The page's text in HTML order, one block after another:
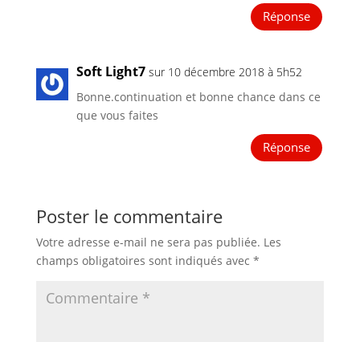
Réponse
Soft Light7 sur 10 décembre 2018 à 5h52
Bonne.continuation et bonne chance dans ce
que vous faites
Réponse
Poster le commentaire
Votre adresse e-mail ne sera pas publiée. Les
champs obligatoires sont indiqués avec *